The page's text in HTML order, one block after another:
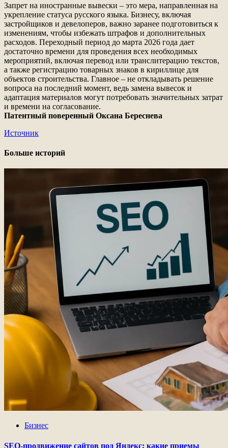
Запрет на иностранные вывески – это мера, направленная на
укрепление статуса русского языка. Бизнесу, включая
застройщиков и девелоперов, важно заранее подготовиться к
изменениям, чтобы избежать штрафов и дополнительных
расходов. Переходный период до марта 2026 года дает
достаточно времени для проведения всех необходимых
мероприятий, включая перевод или транслитерацию текстов,
а также регистрацию товарных знаков в кириллице для
объектов строительства. Главное – не откладывать решение
вопроса на последний момент, ведь замена вывесок и
адаптация материалов могут потребовать значительных затрат
и времени на согласование.
Патентный поверенный Оксана Береснева
Источник
Больше историй
Бизнес
SEO-продвижение сайтов под Яндекс: какие приемы